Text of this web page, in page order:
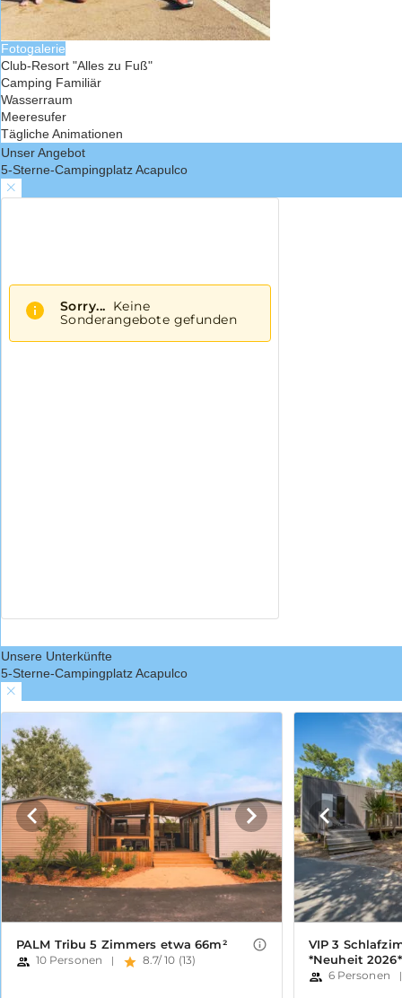
Fotogalerie
Club-Resort "Alles zu Fuß"
Camping Familiär
Wasserraum
Meeresufer
Tägliche Animationen
Unser Angebot
5-Sterne-Campingplatz Acapulco
Unsere Unterkünfte
5-Sterne-Campingplatz Acapulco